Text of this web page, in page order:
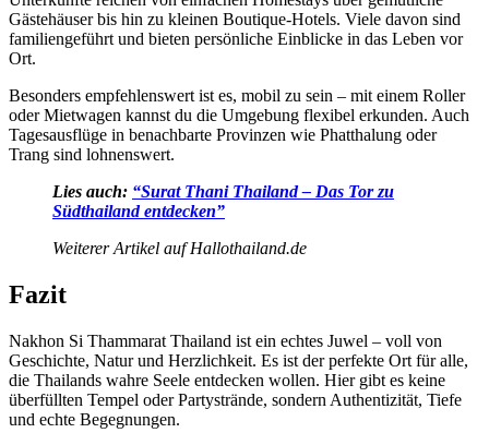
Gästehäuser bis hin zu kleinen Boutique-Hotels. Viele davon sind
familiengeführt und bieten persönliche Einblicke in das Leben vor
Ort.
Besonders empfehlenswert ist es, mobil zu sein – mit einem Roller
oder Mietwagen kannst du die Umgebung flexibel erkunden. Auch
Tagesausflüge in benachbarte Provinzen wie Phatthalung oder
Trang sind lohnenswert.
Lies auch: “Surat Thani Thailand – Das Tor zu
Südthailand entdecken”
Weiterer Artikel auf Hallothailand.de
Fazit
Nakhon Si Thammarat Thailand ist ein echtes Juwel – voll von
Geschichte, Natur und Herzlichkeit. Es ist der perfekte Ort für alle,
die Thailands wahre Seele entdecken wollen. Hier gibt es keine
überfüllten Tempel oder Partystrände, sondern Authentizität, Tiefe
und echte Begegnungen.